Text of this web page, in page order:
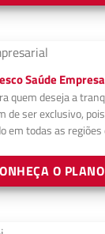
Saúde
quem deseja a
de ser exclusivo,
em todas as regiões
O PLANO